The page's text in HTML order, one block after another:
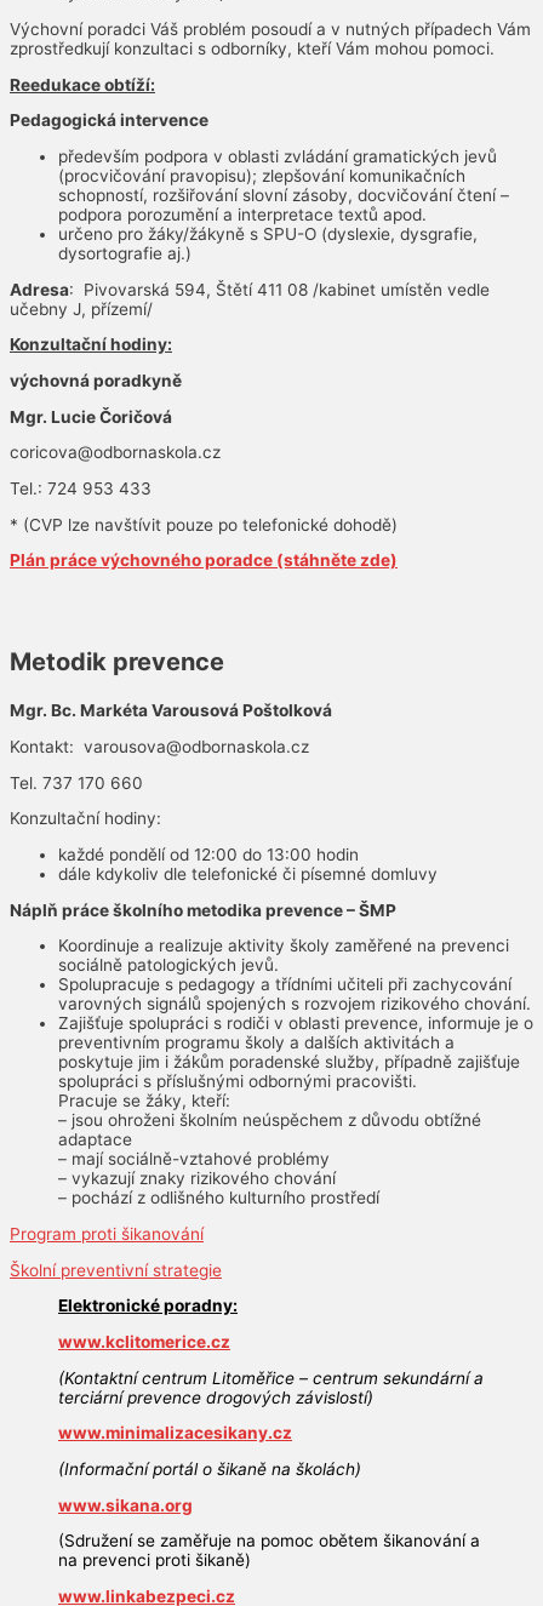
Výchovní poradci Váš problém posoudí a v nutných případech Vám
zprostředkují konzultaci s odborníky, kteří Vám mohou pomoci.
Reedukace obtíží:
Pedagogická intervence
především podpora v oblasti zvládání gramatických jevů
(procvičování pravopisu); zlepšování komunikačních
schopností, rozšiřování slovní zásoby, docvičování čtení –
podpora porozumění a interpretace textů apod.
určeno pro žáky/žákyně s SPU-O (dyslexie, dysgrafie,
dysortografie aj.)
Adresa: Pivovarská 594, Štětí 411 08 /kabinet umístěn vedle
učebny J, přízemí/
Konzultační hodiny:
výchovná poradkyně
Mgr. Lucie Čoričová
coricova@odbornaskola.cz
Tel.: 724 953 433
* (CVP lze navštívit pouze po telefonické dohodě)
Plán práce výchovného poradce (stáhněte zde)
Metodik prevence
Mgr. Bc. Markéta Varousová Poštolková
Kontakt: varousova@odbornaskola.cz
Tel. 737 170 660
Konzultační hodiny:
každé pondělí od 12:00 do 13:00 hodin
dále kdykoliv dle telefonické či písemné domluvy
Náplň práce školního metodika prevence – ŠMP
Koordinuje a realizuje aktivity školy zaměřené na prevenci
sociálně patologických jevů.
Spolupracuje s pedagogy a třídními učiteli při zachycování
varovných signálů spojených s rozvojem rizikového chování.
Zajišťuje spolupráci s rodiči v oblasti prevence, informuje je o
preventivním programu školy a dalších aktivitách a
poskytuje jim i žákům poradenské služby, případně zajišťuje
spolupráci s příslušnými odbornými pracovišti.
Pracuje se žáky, kteří:
– jsou ohroženi školním neúspěchem z důvodu obtížné
adaptace
– mají sociálně-vztahové problémy
– vykazují znaky rizikového chování
– pochází z odlišného kulturního prostředí
Program proti šikanování
Školní preventivní strategie
Elektronické poradny:
www.kclitomerice.cz
(Kontaktní centrum Litoměřice – centrum sekundární a
terciární prevence drogových závislostí)
www.minimalizacesikany.cz
(Informační portál o šikaně na školách)
www.sikana.org
(Sdružení se zaměřuje na pomoc obětem šikanování a
na prevenci proti šikaně)
www.linkabezpeci.cz